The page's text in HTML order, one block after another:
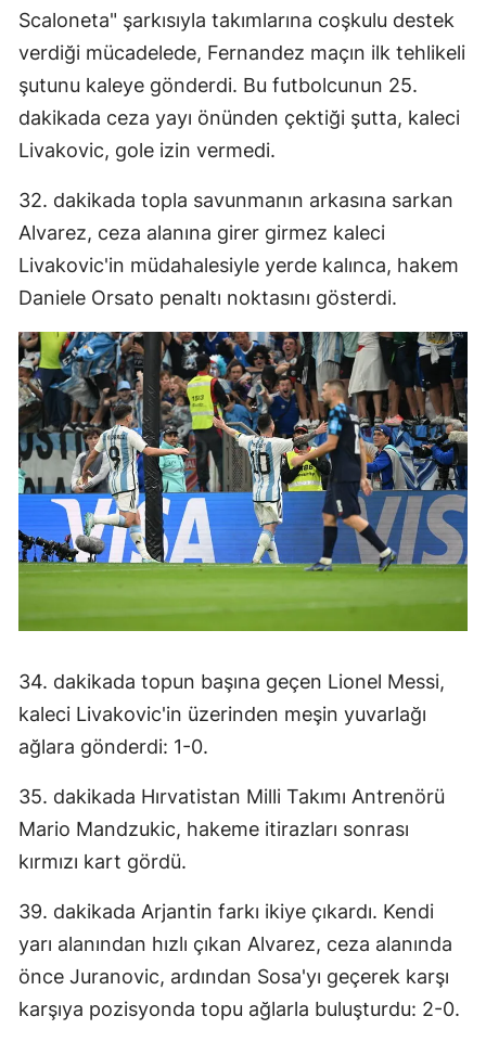
Hatay
Isparta
Mersin
İzmir
Kars
Kastamonu
Kırklareli
Kırşehir
Kocaeli
Konya
Kütahya
Manisa
Kahramanmaraş
Mardin
Niğde
Ordu
Rize
Scaloneta" şarkısıyla takımlarına coşkulu destek
verdiği mücadelede, Fernandez maçın ilk tehlikeli
şutunu kaleye gönderdi. Bu futbolcunun 25.
dakikada ceza yayı önünden çektiği şutta, kaleci
Livakovic, gole izin vermedi.
32. dakikada topla savunmanın arkasına sarkan
Alvarez, ceza alanına girer girmez kaleci
Livakovic'in müdahalesiyle yerde kalınca, hakem
Daniele Orsato penaltı noktasını gösterdi.
34. dakikada topun başına geçen Lionel Messi,
kaleci Livakovic'in üzerinden meşin yuvarlağı
ağlara gönderdi: 1-0.
35. dakikada Hırvatistan Milli Takımı Antrenörü
Mario Mandzukic, hakeme itirazları sonrası
kırmızı kart gördü.
39. dakikada Arjantin farkı ikiye çıkardı. Kendi
yarı alanından hızlı çıkan Alvarez, ceza alanında
önce Juranovic, ardından Sosa'yı geçerek karşı
karşıya pozisyonda topu ağlarla buluşturdu: 2-0.